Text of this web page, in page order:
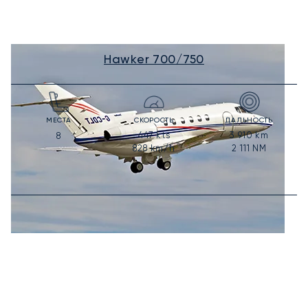
Hawker 700/750
МЕСТА
8
СКОРОСТЬ
447kts
828km/h
ДАЛЬНОСТЬ
3 910km
2 111 NM